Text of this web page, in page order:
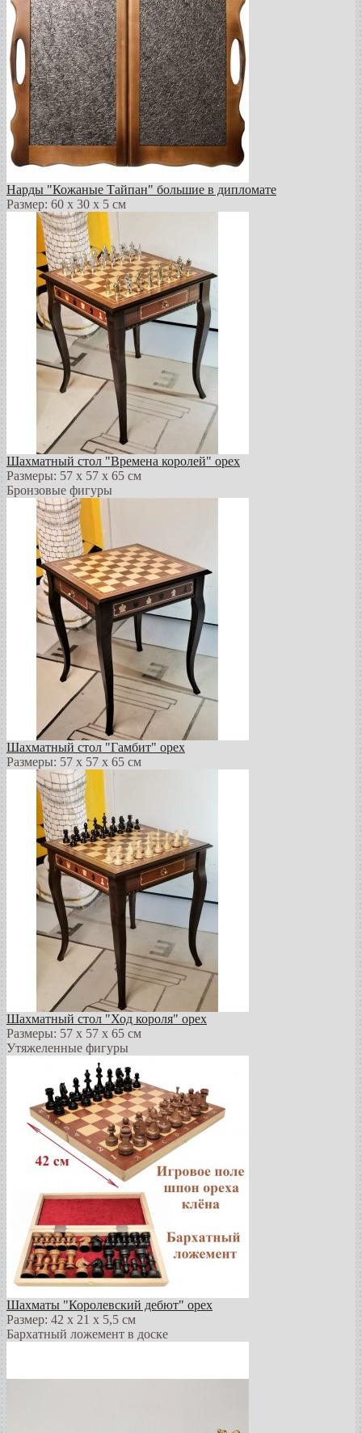
Нарды "Кожаные Тайпан" большие в дипломате
Размер: 60 х 30 х 5 см
Шахматный стол "Времена королей" орех
Размеры: 57 х 57 х 65 см
Бронзовые фигуры
Шахматный стол "Гамбит" орех
Размеры: 57 х 57 х 65 см
Шахматный стол "Ход короля" орех
Размеры: 57 х 57 х 65 см
Утяжеленные фигуры
Шахматы "Королевский дебют" орех
Размер: 42 х 21 х 5,5 см
Бархатный ложемент в доске